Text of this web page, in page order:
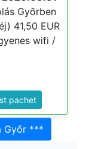
Győrben
41,50 EUR
wifi /
pachet
Győr ***